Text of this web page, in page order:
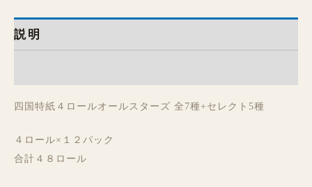
説明
四国特紙４ロールオールスターズ 全7種+セレクト5種
４ロール×１２パック
合計４８ロール